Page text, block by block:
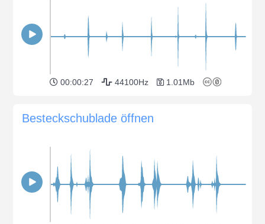
00:00:27 44100Hz 1.01Mb
Besteckschublade öffnen